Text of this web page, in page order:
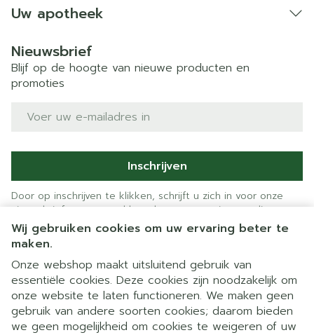
Wij gebruiken cookies om uw ervaring beter te
maken.
Onze webshop maakt uitsluitend gebruik van
essentiële cookies. Deze cookies zijn noodzakelijk om
onze website te laten functioneren. We maken geen
gebruik van andere soorten cookies; daarom bieden
we geen mogelijkheid om cookies te weigeren of uw
Uw apotheek
Nieuwsbrief
Blijf op de hoogte van nieuwe producten en
promoties
E-mail adres
Inschrijven
Door op inschrijven te klikken, schrijft u zich in voor onze
nieuwsbrief en gaat u akkoord met onzeprivacy policy.